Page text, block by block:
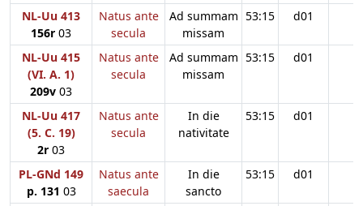
NL-Uu 413
156r 03
Natus ante
secula
Ad summam
missam
53:15 d01
NL-Uu 415
(VI. A. 1)
209v 03
Natus ante
secula
Ad summam
missam
53:15 d01
NL-Uu 417
(5. C. 19)
2r 03
Natus ante
secula
In die
nativitate
53:15 d01
PL-GNd 149
p. 131 03
Natus ante
saecula
In die
sancto
53:15 d01